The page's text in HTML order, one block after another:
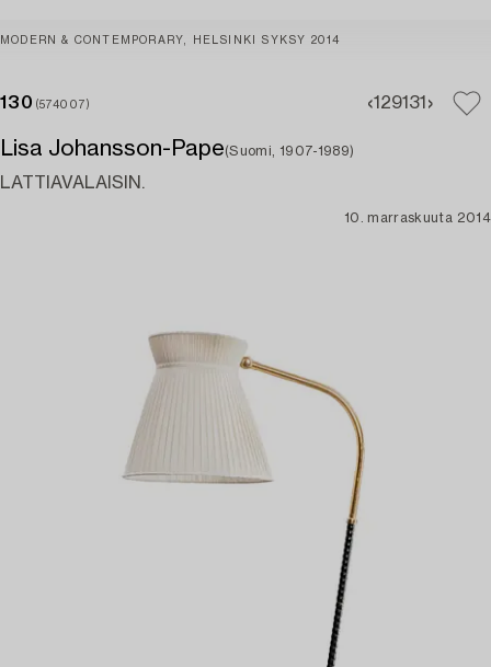
MODERN & CONTEMPORARY, HELSINKI SYKSY 2014
130 (574007) 129131
Lisa Johansson-Pape(Suomi, 1907-1989)
LATTIAVALAISIN.
10. marraskuuta 2014